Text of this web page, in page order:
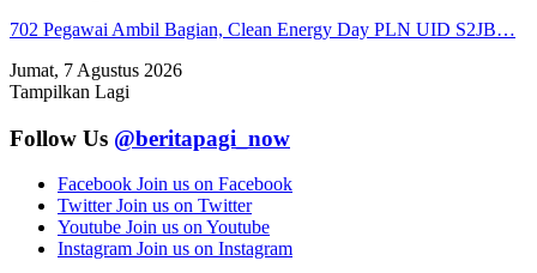
702 Pegawai Ambil Bagian, Clean Energy Day PLN UID S2JB…
Jumat, 7 Agustus 2026
Tampilkan Lagi
Follow Us @beritapagi_now
Facebook Join us on Facebook
Twitter Join us on Twitter
Youtube Join us on Youtube
Instagram Join us on Instagram